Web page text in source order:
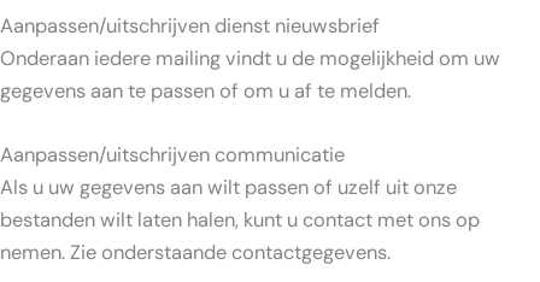
Aanpassen/uitschrijven dienst nieuwsbrief
Onderaan iedere mailing vindt u de mogelijkheid om uw
gegevens aan te passen of om u af te melden.
Aanpassen/uitschrijven communicatie
Als u uw gegevens aan wilt passen of uzelf uit onze
bestanden wilt laten halen, kunt u contact met ons op
nemen. Zie onderstaande contactgegevens.